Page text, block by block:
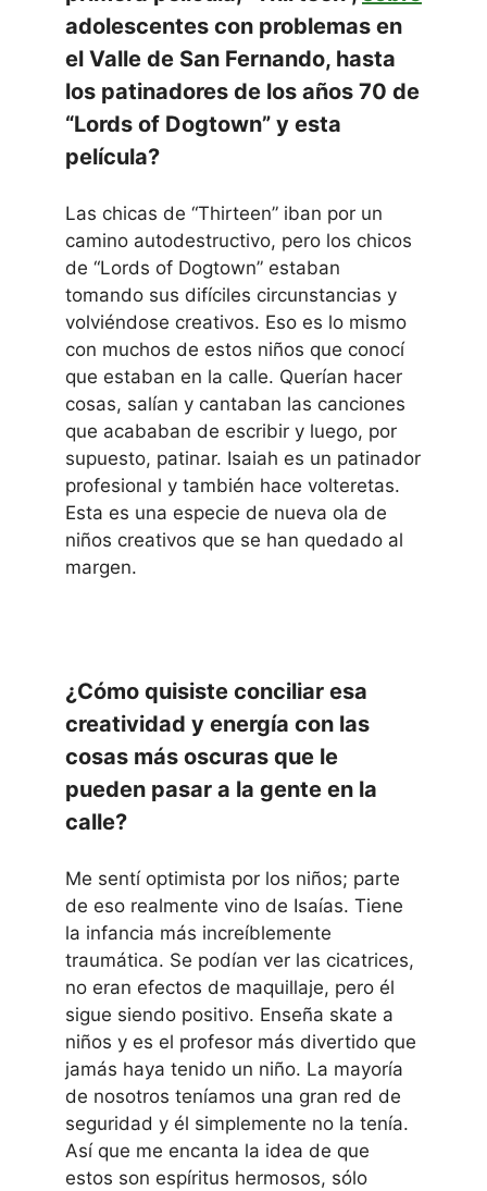
adolescentes con problemas en
el Valle de San Fernando, hasta
los patinadores de los años 70 de
“Lords of Dogtown” y esta
película?
Las chicas de “Thirteen” iban por un
camino autodestructivo, pero los chicos
de “Lords of Dogtown” estaban
tomando sus difíciles circunstancias y
volviéndose creativos. Eso es lo mismo
con muchos de estos niños que conocí
que estaban en la calle. Querían hacer
cosas, salían y cantaban las canciones
que acababan de escribir y luego, por
supuesto, patinar. Isaiah es un patinador
profesional y también hace volteretas.
Esta es una especie de nueva ola de
niños creativos que se han quedado al
margen.
¿Cómo quisiste conciliar esa
creatividad y energía con las
cosas más oscuras que le
pueden pasar a la gente en la
calle?
Me sentí optimista por los niños; parte
de eso realmente vino de Isaías. Tiene
la infancia más increíblemente
traumática. Se podían ver las cicatrices,
no eran efectos de maquillaje, pero él
sigue siendo positivo. Enseña skate a
niños y es el profesor más divertido que
jamás haya tenido un niño. La mayoría
de nosotros teníamos una gran red de
seguridad y él simplemente no la tenía.
Así que me encanta la idea de que
estos son espíritus hermosos, sólo